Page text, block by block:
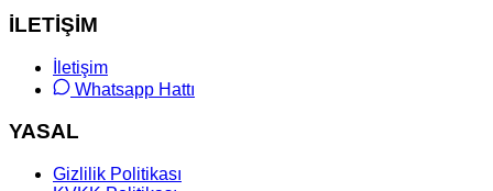
İLETİŞİM
İletişim
Whatsapp Hattı
YASAL
Gizlilik Politikası